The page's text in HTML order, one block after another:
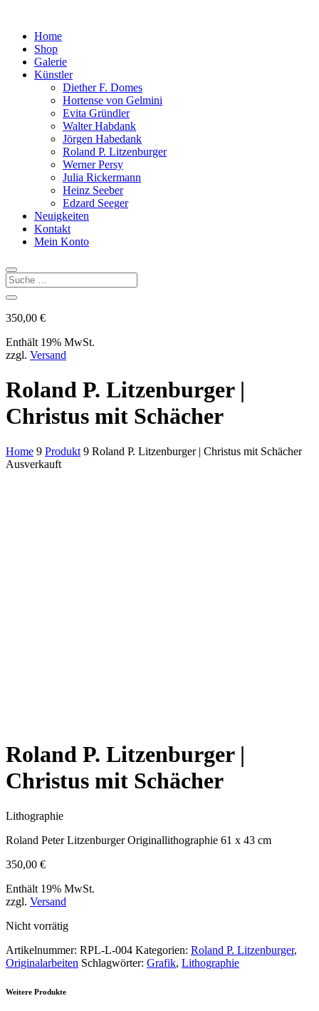
Home
Shop
Galerie
Künstler
Diether F. Domes
Hortense von Gelmini
Evita Gründler
Walter Habdank
Jörgen Habedank
Roland P. Litzenburger
Werner Persy
Julia Rickermann
Heinz Seeber
Edzard Seeger
Neuigkeiten
Kontakt
Mein Konto
350,00 €
Enthält 19% MwSt.
zzgl. Versand
Roland P. Litzenburger |
Christus mit Schächer
Home 9 Produkt 9 Roland P. Litzenburger | Christus mit Schächer
Ausverkauft
Roland P. Litzenburger |
Christus mit Schächer
Lithographie
Roland Peter Litzenburger Originallithographie 61 x 43 cm
350,00 €
Enthält 19% MwSt.
zzgl. Versand
Nicht vorrätig
Artikelnummer: RPL-L-004 Kategorien: Roland P. Litzenburger,
Originalarbeiten Schlagwörter: Grafik, Lithographie
Weitere Produkte